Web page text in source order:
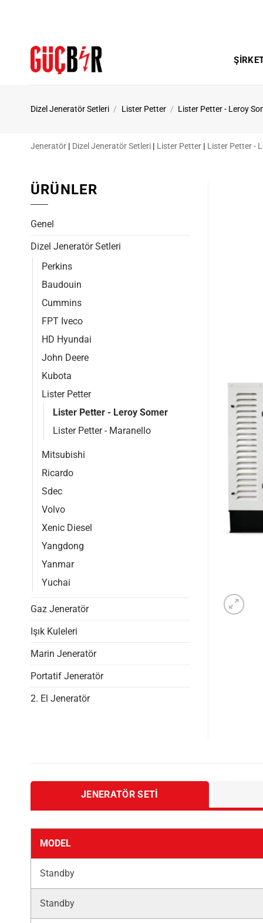
Dizel Jeneratör Setleri / Lister Petter / Lister Petter - Leroy
Jeneratör | Dizel Jeneratör Setleri | Lister Petter | Lister Petter -
ÜRÜNLER
Genel
Dizel Jeneratör Setleri
Perkins
Baudouin
Cummins
FPT Iveco
HD Hyundai
John Deere
Kubota
Lister Petter
Lister Petter - Leroy Somer
Lister Petter - Maranello
Mitsubishi
Ricardo
Sdec
Volvo
Xenic Diesel
Yangdong
Yanmar
Yuchai
Gaz Jeneratör
Işık Kuleleri
Marin Jeneratör
Portatif Jeneratör
2. El Jeneratör
JENERATÖR SETI
MODEL
Standby
Standby